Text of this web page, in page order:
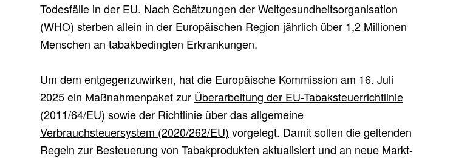
Todesfälle in der EU. Nach Schätzungen der Weltgesundheitsorganisation
(WHO) sterben allein in der Europäischen Region jährlich über 1,2 Millionen
Menschen an tabakbedingten Erkrankungen.
Um dem entgegenzuwirken, hat die Europäische Kommission am 16. Juli
2025 ein Maßnahmenpaket zur Überarbeitung der EU-Tabaksteuerrichtlinie
(2011/64/EU) sowie der Richtlinie über das allgemeine
Verbrauchsteuersystem (2020/262/EU) vorgelegt. Damit sollen die geltenden
Regeln zur Besteuerung von Tabakprodukten aktualisiert und an neue Markt-